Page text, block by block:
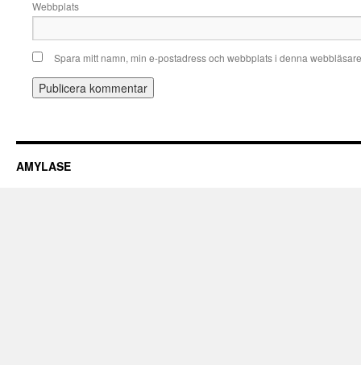
Webbplats
Spara mitt namn, min e-postadress och webbplats i denna
AMYLASE